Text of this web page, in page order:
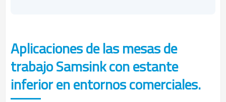
Aplicaciones de las mesas de
trabajo Samsink con estante
inferior en entornos comerciales.